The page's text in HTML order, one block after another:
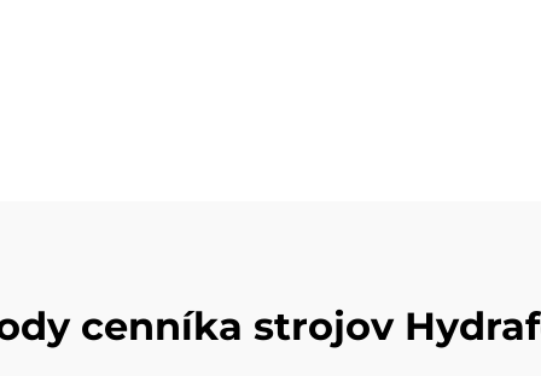
cenníka strojov